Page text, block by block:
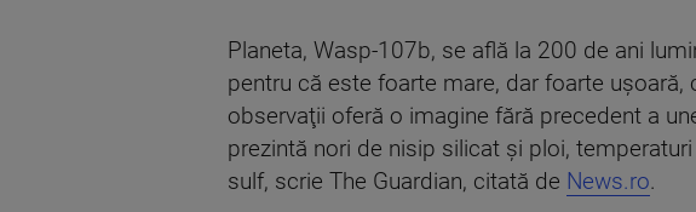
Planeta, Wasp-107b, se află la 200 de ani
pentru că este foarte mare, dar foarte uşoară,
observaţii oferă o imagine fără precedent a
prezintă nori de nisip silicat şi ploi,
sulf, scrie The Guardian, citată de News.ro.